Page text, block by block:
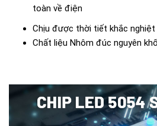
toàn về điện
Chịu được thời tiết khắc nghiệt
Chất liệu Nhôm đúc nguyên